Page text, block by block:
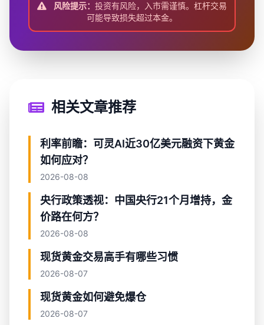
风险提示： 投资有风险，入市需谨慎。杠杆交易
可能导致损失超过本金。
相关文章推荐
利率前瞻：可灵AI近30亿美元融资下黄金
如何应对？
2026-08-08
央行政策透视：中国央行21个月增持，金
价路在何方？
2026-08-08
现货黄金交易高手有哪些习惯
2026-08-07
现货黄金如何避免爆仓
2026-08-07